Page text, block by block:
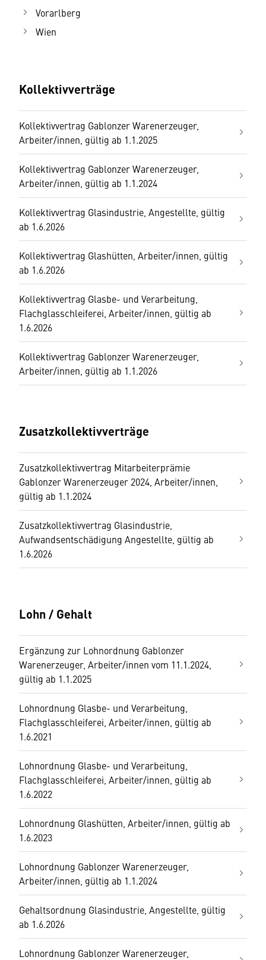
Vorarlberg
Wien
Kollektivverträge
Kollektivvertrag Gablonzer Warenerzeuger,
Arbeiter/innen, gültig ab 1.1.2025
Kollektivvertrag Gablonzer Warenerzeuger,
Arbeiter/innen, gültig ab 1.1.2024
Kollektivvertrag Glasindustrie, Angestellte, gültig
ab 1.6.2026
Kollektivvertrag Glashütten, Arbeiter/innen, gültig
ab 1.6.2026
Kollektivvertrag Glasbe- und Verarbeitung,
Flachglasschleiferei, Arbeiter/innen, gültig ab
1.6.2026
Kollektivvertrag Gablonzer Warenerzeuger,
Arbeiter/innen, gültig ab 1.1.2026
Zusatzkollektivverträge
Zusatzkollektivvertrag Mitarbeiterprämie
Gablonzer Warenerzeuger 2024, Arbeiter/innen,
gültig ab 1.1.2024
Zusatzkollektivvertrag Glasindustrie,
Aufwandsentschädigung Angestellte, gültig ab
1.6.2026
Lohn / Gehalt
Ergänzung zur Lohnordnung Gablonzer
Warenerzeuger, Arbeiter/innen vom 11.1.2024,
gültig ab 1.1.2025
Lohnordnung Glasbe- und Verarbeitung,
Flachglasschleiferei, Arbeiter/innen, gültig ab
1.6.2021
Lohnordnung Glasbe- und Verarbeitung,
Flachglasschleiferei, Arbeiter/innen, gültig ab
1.6.2022
Lohnordnung Glashütten, Arbeiter/innen, gültig ab
1.6.2023
Lohnordnung Gablonzer Warenerzeuger,
Arbeiter/innen, gültig ab 1.1.2024
Gehaltsordnung Glasindustrie, Angestellte, gültig
ab 1.6.2026
Lohnordnung Gablonzer Warenerzeuger,